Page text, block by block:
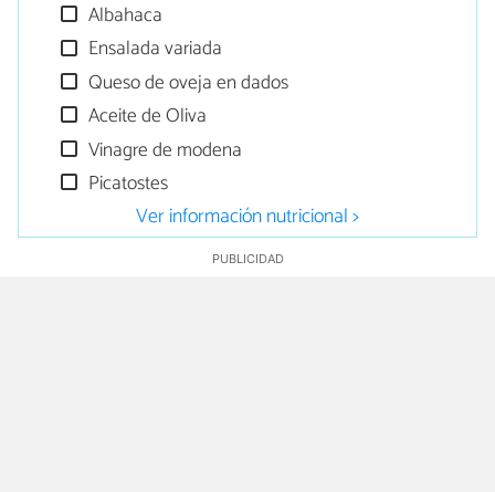
Albahaca
Ensalada variada
Queso de oveja en dados
Aceite de Oliva
Vinagre de modena
Picatostes
Ver información nutricional >